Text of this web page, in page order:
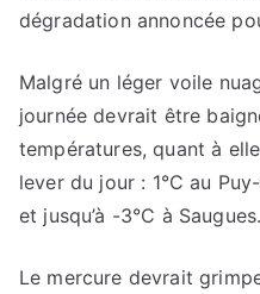
dégradation annoncée
Malgré un léger voile
journée devrait être
températures, quant à
lever du jour : 1°C au
et jusqu’à -3°C à Saugues.
Le mercure devrait